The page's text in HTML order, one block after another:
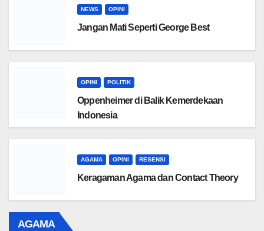
NEWS OPINI
Jangan Mati Seperti George Best
OPINI POLITIK
Oppenheimer di Balik Kemerdekaan
Indonesia
AGAMA OPINI RESENSI
Keragaman Agama dan Contact Theory
AGAMA